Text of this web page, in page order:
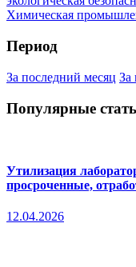
Химическая
Период
За последний месяц За
Популярные
Утилизация
просроченные,
12.04.2026